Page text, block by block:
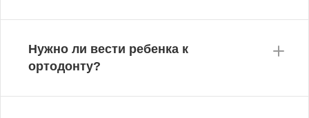
Нужно ли вести ребенка к
ортодонту?